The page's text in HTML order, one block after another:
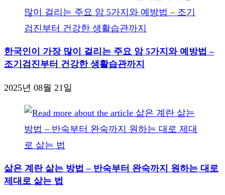
한국인이 가장 많이 걸리는 주요 암 5가지와 예방법 –
조기검진부터 건강한 생활습관까지
2025년 08월 21일
삶은 계란 삶는 방법 – 반숙부터 완숙까지 원하는 대로
제대로 삶는 법